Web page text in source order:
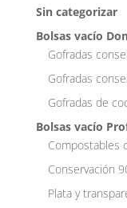
Sin categorizar
Bolsas vacío
Gofradas
Gofradas
Gofradas de
Bolsas vacío
Compostables
Conservación
Plata y